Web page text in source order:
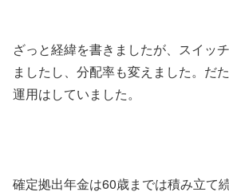
ざっと経緯を書きましたが、スイッ
ましたし、分配率も変えました。だ
運用はしていました。
確定拠出年金は60歳までは積み立て